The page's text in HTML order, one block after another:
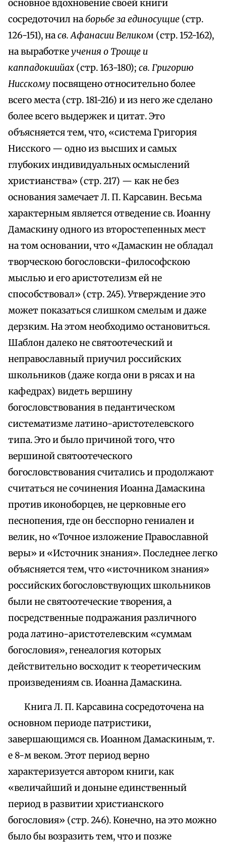
основное вдохновение своей книги
сосредоточил наборьбе за единосущие (стр.
126-151), насв. Афанасии Великом (стр. 152-162),
на выработкеучения о Троице и
каппадокиийах (стр. 163-180); св. Григорию
Нисскомупосвящено относительно более
всего места (стр. 181-216) и из него же сделано
более всего выдержек и цитат. Это
объясняется тем, что, «система Григория
Нисского — одно из высших и самых
глубоких индивидуальных осмыслений
христианства» (стр. 217) — как не без
основания замечает Л. П. Карсавин. Весьма
характерным является отведение св. Иоанну
Дамаскину одного из второстепенных мест
на том основании, что «Дамаскин не обладал
творческою богословски-философскою
мыслью и его аристотелизм ей не
способствовал» (стр. 245). Утверждение это
может показаться слишком смелым и даже
дерзким. На этом необходимо остановиться.
Шаблон далеко не святоотеческий и
неправославный приучил российских
школьников (даже когда они в рясах и на
кафедрах) видеть вершину
богословствования в педантическом
систематизме латино-аристотелевского
типа. Это и было причиной того, что
вершиной святоотеческого
богословствования считались и продолжают
считаться не сочинения Иоанна Дамаскина
против иконоборцев, не церковные его
песнопения, где он бесспорно гениален и
велик, но «Точное изложение Православной
веры» и «Источник знания». Последнее легко
объясняется тем, что «источником знания»
российских богословствующих школьников
были не святоотеческие творения, а
посредственные подражания различного
рода латино-аристотелевским «суммам
богословия», генеалогия которых
действительно восходит к теоретическим
произведениям св. Иоанна Дамаскина.
Книга Л. П. Карсавина сосредоточена на
основном периоде патристики,
завершающимся св. Иоанном Дамаскиным, т.
е 8-м веком. Этот период верно
характеризуется автором книги, как
«величайший и доныне единственный
период в развитии христианского
богословия» (стр. 246). Конечно, на это можно
было бы возразить тем, что и позже